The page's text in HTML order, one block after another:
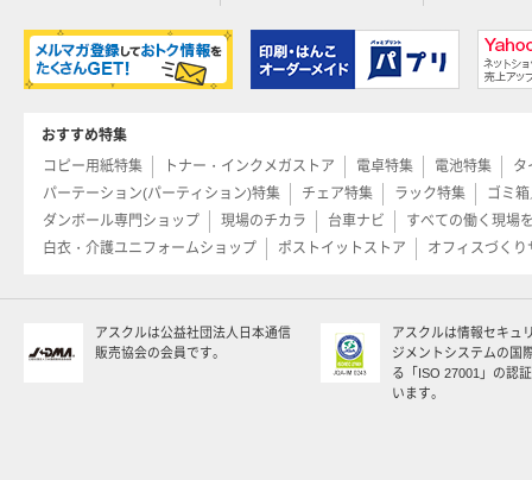
おすすめ特集
コピー用紙特集
トナー・インクメガストア 電卓特集 電池特集
タ
パーテーション(パーティション)特集
チェア特集 ラック特集
ゴミ
ダンボール専門ショップ
現場のチカラ 台車ナビ
すべての働く現場
白衣・介護ユニフォームショップ
ポストイットストア オフィスづくり
アスクルは公益社団法人日本通信
販売協会の会員です。
アスクルは情報セキュ
ジメントシステムの国
る「ISO 27001」の認
います。